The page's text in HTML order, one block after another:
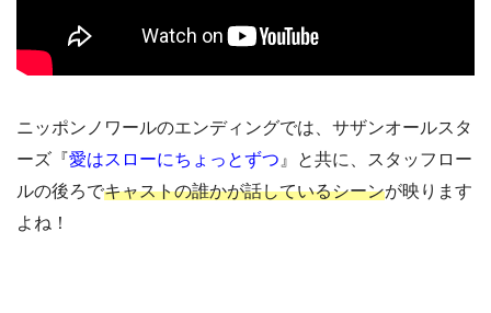
ニッポンノワールのエンディングでは、サザンオールスタ
ーズ『愛はスローにちょっとずつ 』と共に、スタッフロー
ルの後ろでキャストの誰かが話しているシーンが映ります
よね！